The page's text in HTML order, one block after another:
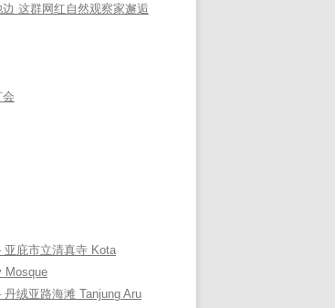
这群网红自然观察家邂逅
亚庇市立清真寺 Kota
Mosque
绒亚路海滩 Tanjung Aru